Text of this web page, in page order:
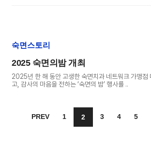
숙면스토리
2025 숙면의밤 개최
2025년 한 해 동안 고생한 숙면치과 네트워크 가맹점
고, 감사의 마음을 전하는 ‘숙면의 밤’ 행사를 ..
PREV 1 2 3 4 5